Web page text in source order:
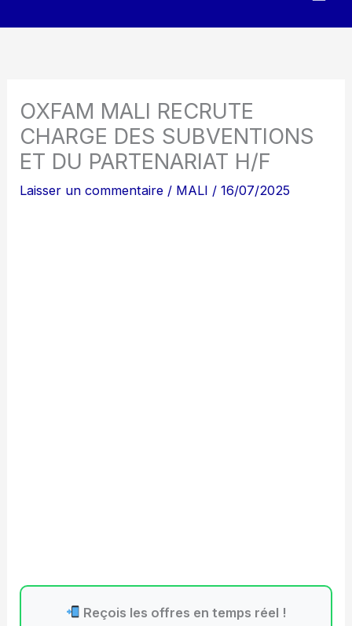
OXFAM MALI RECRUTE
CHARGE DES SUBVENTIONS
ET DU PARTENARIAT H/F
Laisser un commentaire / MALI /16/07/2025
Reçois les offres en temps réel !